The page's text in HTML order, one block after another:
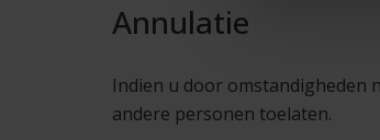
Annulatie
Indien u door omstandigheden
andere personen toelaten.